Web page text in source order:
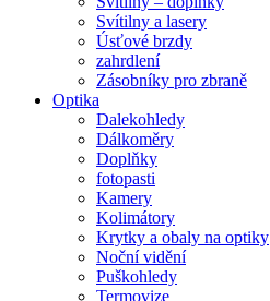
Svítilny a lasery
Úsťové brzdy
zahrdlení
Zásobníky pro zbraně
Optika
Dalekohledy
Dálkoměry
Doplňky
fotopasti
Kamery
Kolimátory
Krytky a obaly na optiky
Noční vidění
Puškohledy
Termovize